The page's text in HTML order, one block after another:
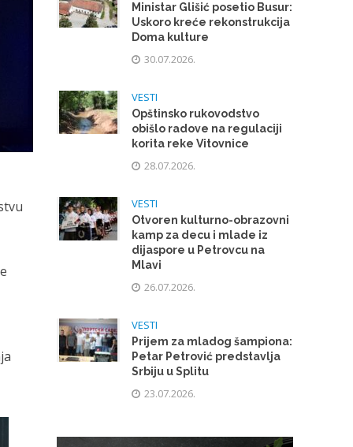
Ministar Glišić posetio Busur:
Uskoro kreće rekonstrukcija
Doma kulture
30.07.2026.
VESTI
Opštinsko rukovodstvo
obišlo radove na regulaciji
korita reke Vitovnice
28.07.2026.
VESTI
Otvoren kulturno-obrazovni
kamp za decu i mlade iz
dijaspore u Petrovcu na
Mlavi
26.07.2026.
VESTI
Prijem za mladog šampiona:
Petar Petrović predstavlja
Srbiju u Splitu
23.07.2026.